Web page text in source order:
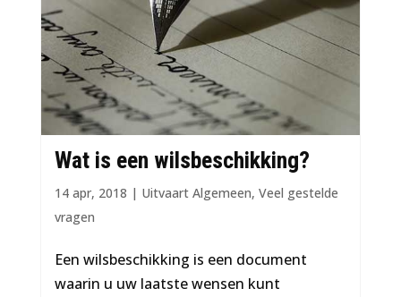
Wat is een wilsbeschikking?
14 apr, 2018 | Uitvaart Algemeen, Veel gestelde
vragen
Een wilsbeschikking is een document
waarin u uw laatste wensen kunt